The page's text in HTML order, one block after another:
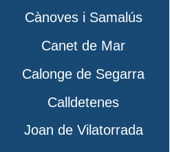
Cànoves i Samalús
Canet de Mar
Calonge de Segarra
Calldetenes
Joan de Vilatorrada